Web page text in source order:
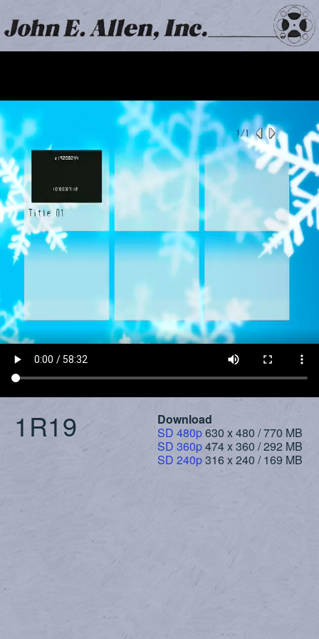
1R19
Download
SD 480p630 x 480 / 770 MB
SD 360p474 x 360 / 292 MB
SD 240p316 x 240 / 169 MB